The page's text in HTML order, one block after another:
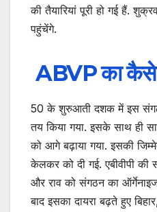
की तैयारियां पूरी हो गई हैं.
पहुंचेंगे.
ABVP का कैसे
50 के शुरुआती दशक में इस
तय किया गया. इसके साथ ही
को आगे बढ़ाया गया. इसकी
केलकर को दी गई. एबीवीपी की
और राव को संगठन का
बाद इसका दायरा बढ़ते हुए